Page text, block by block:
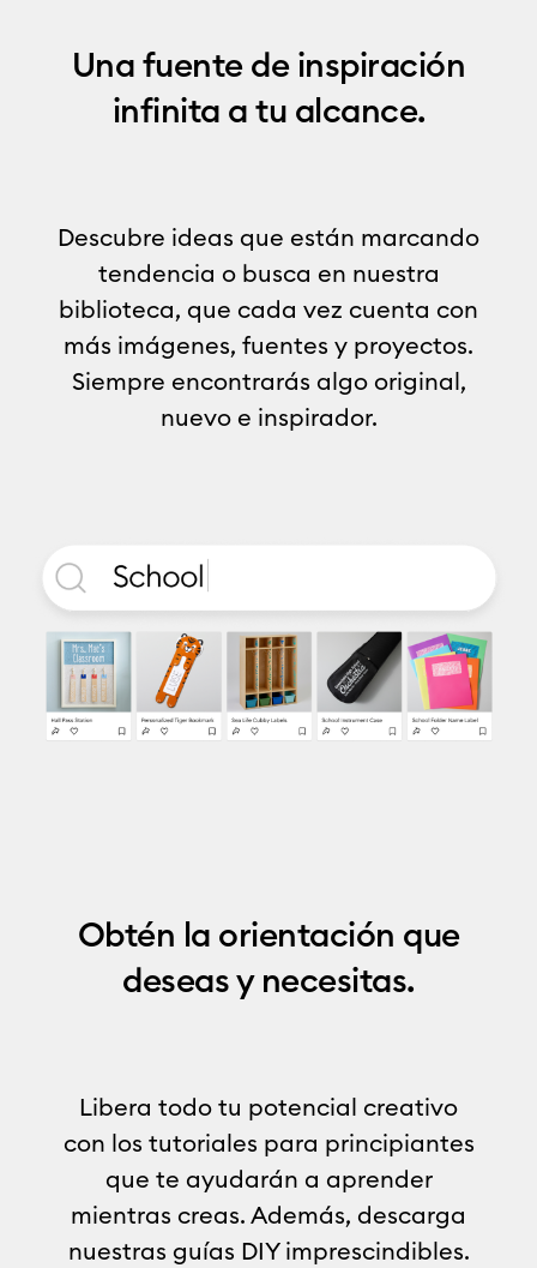
Una fuente de inspiración
infinita a tu alcance.
Descubre ideas que están marcando
tendencia o busca en nuestra
biblioteca, que cada vez cuenta con
más imágenes, fuentes y proyectos.
Siempre encontrarás algo original,
nuevo e inspirador.
Obtén la orientación que
deseas y necesitas.
Libera todo tu potencial creativo
con los tutoriales para principiantes
que te ayudarán a aprender
mientras creas. Además, descarga
nuestras guías DIY imprescindibles.